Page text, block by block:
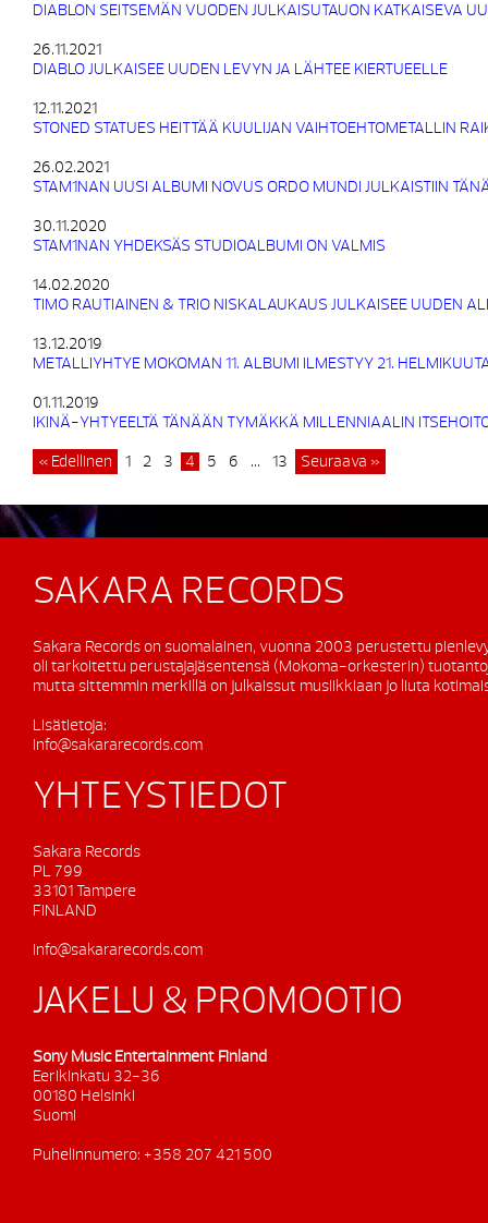
DIABLON SEITSEMÄN VUODEN JULKAISUTAUON KATKAISEVA
26.11.2021
DIABLO JULKAISEE UUDEN LEVYN JA LÄHTEE KIERTUEELLE
12.11.2021
STONED STATUES HEITTÄÄ KUULIJAN VAIHTOEHTOMETALLIN
26.02.2021
STAM1NAN UUSI ALBUMI NOVUS ORDO MUNDI JULKAISTIIN
30.11.2020
STAM1NAN YHDEKSÄS STUDIOALBUMI ON VALMIS
14.02.2020
TIMO RAUTIAINEN & TRIO NISKALAUKAUS JULKAISEE UUDEN
13.12.2019
METALLIYHTYE MOKOMAN 11. ALBUMI ILMESTYY 21.
01.11.2019
IKINÄ-YHTYEELTÄ TÄNÄÄN TYMÄKKÄ MILLENNIAALIN
« Edellinen 1 2 3 4 5 6 … 13 Seuraava »
SAKARA RECORDS
Sakara Records on suomalainen, vuonna 2003 perustettu
oli tarkoitettu perustajajäsentensä (Mokoma-orkesterin)
mutta sittemmin merkillä on julkaissut musiikkiaan jo liuta
Lisätietoja:
info@sakararecords.com
YHTEYSTIEDOT
Sakara Records
PL 799
33101 Tampere
FINLAND
info@sakararecords.com
JAKELU & PROMOOTIO
Sony Music Entertainment Finland
Eerikinkatu 32-36
00180 Helsinki
Suomi
Puhelinnumero: +358 207 421 500